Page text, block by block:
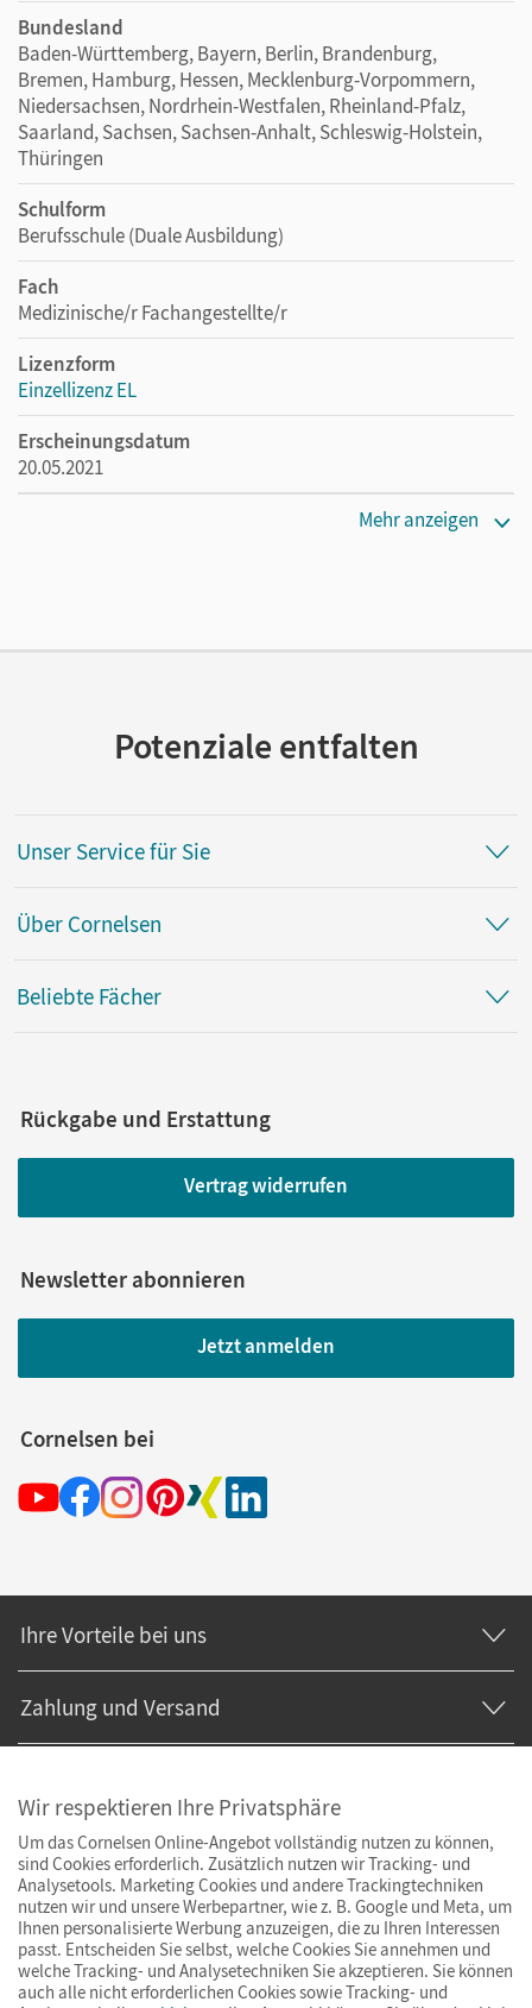
Bundesland
Baden-Württemberg, Bayern, Berlin, Brandenburg,
Bremen, Hamburg, Hessen, Mecklenburg-Vorpommern,
Niedersachsen, Nordrhein-Westfalen, Rheinland-Pfalz,
Saarland, Sachsen, Sachsen-Anhalt, Schleswig-Holstein,
Thüringen
Schulform
Berufsschule (Duale Ausbildung)
Fach
Medizinische/r Fachangestellte/r
Lizenzform
Einzellizenz EL
Erscheinungsdatum
20.05.2021
Mehr anzeigen
Potenziale entfalten
Unser Service für Sie
Über Cornelsen
Beliebte Fächer
Rückgabe und Erstattung
Vertrag widerrufen
Newsletter abonnieren
Jetzt anmelden
Cornelsen bei
Ihre Vorteile bei uns
Zahlung und Versand
Wir respektieren Ihre Privatsphäre
Um das Cornelsen Online-Angebot vollständig nutzen zu können,
sind Cookies erforderlich. Zusätzlich nutzen wir Tracking- und
Analysetools. Marketing Cookies und andere Trackingtechniken
nutzen wir und unsere Werbepartner, wie z. B. Google und Meta, um
Ihnen personalisierte Werbung anzuzeigen, die zu Ihren Interessen
passt. Entscheiden Sie selbst, welche Cookies Sie annehmen und
welche Tracking- und Analysetechniken Sie akzeptieren. Sie können
auch alle nicht erforderlichen Cookies sowie Tracking- und